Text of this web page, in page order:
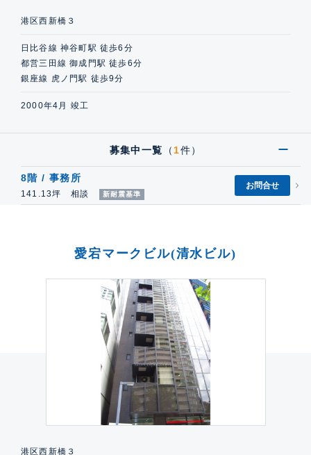
港区西新橋３
日比谷線 神谷町駅 徒歩6分
都営三田線 御成門駅 徒歩6分
銀座線 虎ノ門駅 徒歩9分
2000年4月 竣工
募集中一覧 （ 1件）
8階 / 事務所
141.13坪 相談 新耐震基準
お問合せ
愛宕マークビル(清水ビル)
港区西新橋３